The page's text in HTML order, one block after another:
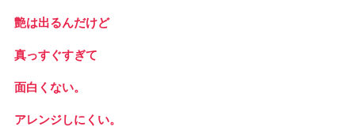
艶は出るんだけど
真っすぐすぎて
面白くない。
アレンジしにくい。